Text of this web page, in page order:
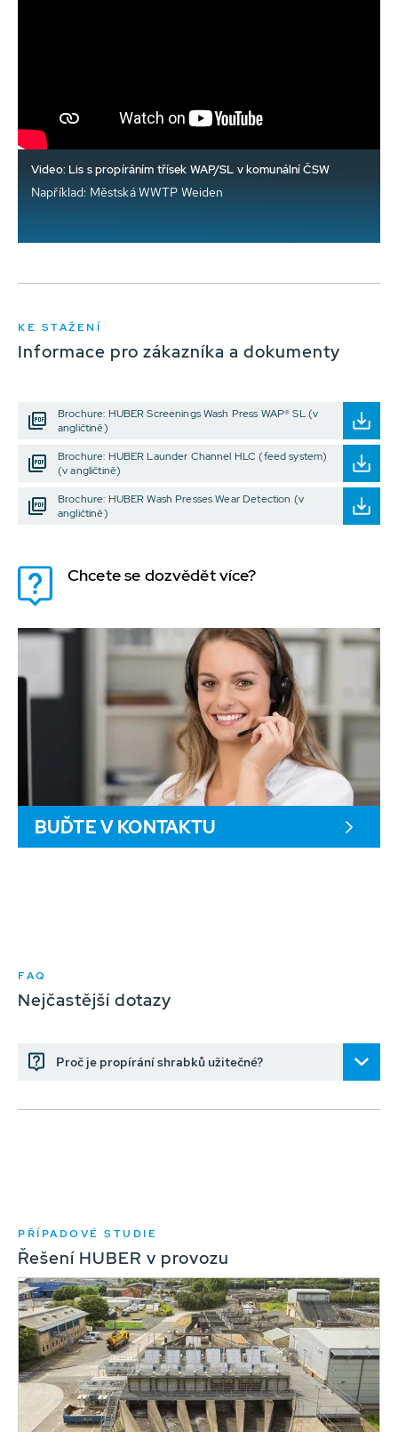
Video: Lis s propíráním třísek WAP/SL v komunální ČSW
Například: Městská WWTP Weiden
KE STAŽENÍ
Informace pro zákazníka a dokumenty
Brochure: HUBER Screenings Wash Press WAP® SL (v
angličtině)
Brochure: HUBER Launder Channel HLC (feed system)
(v angličtině)
Brochure: HUBER Wash Presses Wear Detection (v
angličtině)
Chcete se dozvědět více?
BUĎTE V KONTAKTU
FAQ
Nejčastější dotazy
Proč je propírání shrabků užitečné?
PŘÍPADOVÉ STUDIE
Řešení HUBER v provozu